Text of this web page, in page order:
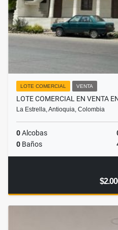
LOTE COMERCIAL VENTA
LOTE COMERCIAL EN VENTA
La Estrella, Antioquia, Colombia
0Alcobas
0 Baños